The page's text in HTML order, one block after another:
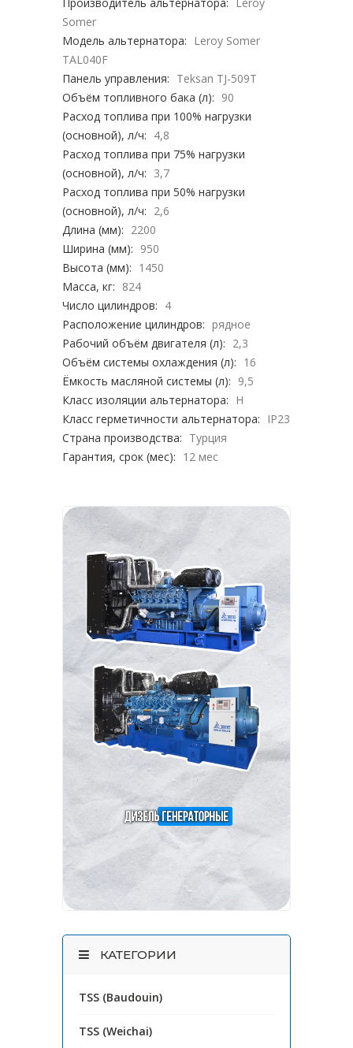
Производитель альтернатора:
Leroy
Somer
Модель альтернатора:
Leroy Somer
TAL040F
Панель управления: Teksan TJ-509T
Объём топливного бака (л): 90
Расход топлива при 100% нагрузки
(основной), л/ч: 4,8
Расход топлива при 75% нагрузки
(основной), л/ч: 3,7
Расход топлива при 50% нагрузки
(основной), л/ч: 2,6
Длина (мм): 2200
Ширина (мм): 950
Высота (мм): 1450
Масса, кг: 824
Число цилиндров: 4
Расположение цилиндров: рядное
Рабочий объём двигателя (л): 2,3
Объём системы охлаждения (л): 16
Ёмкость масляной системы (л): 9,5
Класс изоляции альтернатора:
H
Класс герметичности альтернатора:
IP23
Страна производства: Турция
Гарантия, срок (мес): 12 мес
КАТЕГОРИИ
TSS (Baudouin)
TSS (Weichai)